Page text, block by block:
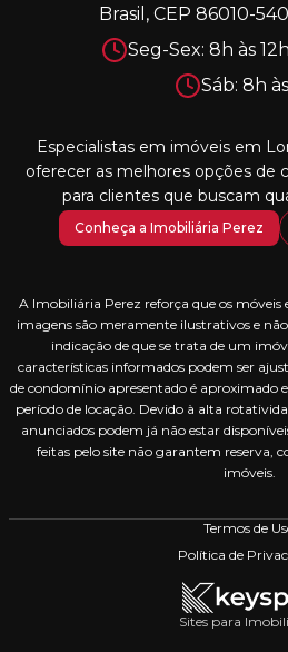
Brasil, CEP 86010-
Seg-Sex: 8h às
Sáb: 8h
Especialistas em imóveis em
oferecer as melhores opções de
para clientes que buscam
Conheça a Imobiliária Perez
A Imobiliária Perez reforça que os móveis
imagens são meramente ilustrativos e
indicação de que se trata de um
características informados podem ser
de condomínio apresentado é aproximado
período de locação. Devido à alta
anunciados podem já não estar
feitas pelo site não garantem reserva,
imóveis.
Termos de
Política de
Sites para